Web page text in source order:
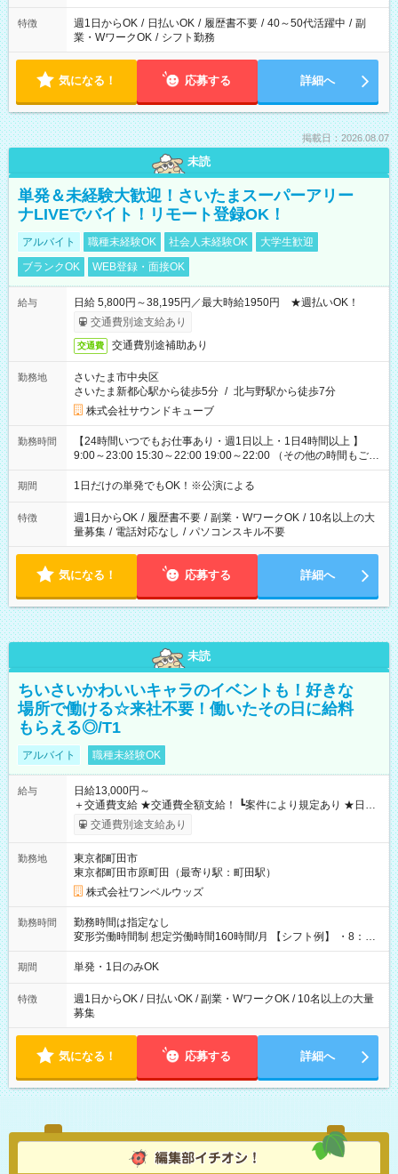
特徴 週1日からOK / 日払いOK / 履歴書不要 / 40～50代活躍中 / 副
業・WワークOK / シフト勤務
気になる！ 応募する 詳細へ
掲載日：2026.08.07
未読
単発＆未経験大歓迎！さいたまスーパーアリー
ナLIVEでバイト！リモート登録OK！
アルバイト 職種未経験OK 社会人未経験OK
大学生歓迎
ブランクOK
WEB登録・面接OK
給与
日給 5,800円～38,195円／最大時給1950円 ★週払いOK！
交通費別途支給あり
交通費 交通費別途補助あり
勤務地
さいたま市中央区
さいたま新都心駅から徒歩5分 / 北与野駅から徒歩7分
株式会社サウンドキューブ
勤務時間
【24時間いつでもお仕事あり・週1日以上・1日4時間以上 】
9:00～23:00 15:30～22:00 19:00～22:00 （その他の時間もござ
います！） 19:00～23:30 21:00～翌5:00 etc... ※上記シフトは
一例です。現場により、時間が異なります！ ※イベントが早く
期間 1日だけの単発でもOK！※公演による
特徴 週1日からOK / 履歴書不要 / 副業・WワークOK / 10名以上の大
量募集 / 電話対応なし / パソコンスキル不要
気になる！ 応募する 詳細へ
未読
ちいさいかわいいキャラのイベントも！好きな
場所で働ける☆来社不要！働いたその日に給料
もらえる◎/T1
アルバイト 職種未経験OK
給与
日給13,000円～
＋交通費支給 ★交通費全額支給！ ┗案件により規定あり ★日払
いOK！（規定あり） ┗働いたその日に現金GET♪ お仕事後はコ
ンビニATMから 日払い分を引き落とせます！ 【試用期間】試
交通費別途支給あり
勤務地
東京都町田市
東京都町田市原町田（最寄り駅：町田駅）
株式会社ワンベルウッズ
勤務時間
勤務時間は指定なし
変形労働時間制 想定労働時間160時間/月 【シフト例】 ・8：00
～21：00
期間 単発・1日のみOK
特徴
週1日からOK / 日払いOK / 副業・WワークOK / 10名以上の大量
募集
気になる！ 応募する 詳細へ